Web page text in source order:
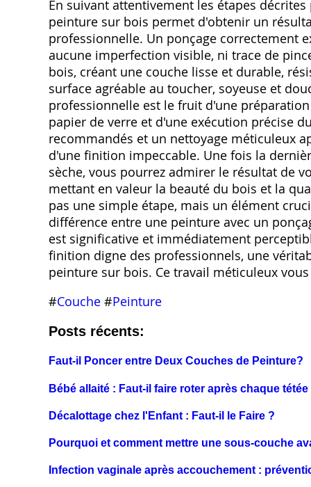
En suivant attentivement les étapes
peinture sur bois permet d'obtenir un
professionnelle. Un ponçage correctement
aucune imperfection visible, ni trace de
bois, créant une couche lisse et durable,
surface agréable au toucher, soyeuse et
professionnelle est le fruit d'une
papier de verre et d'une exécution précise
recommandés et un nettoyage méticuleux
d'une finition impeccable. Une fois la
sèche, vous pourrez admirer le résultat de
mettant en valeur la beauté du bois et la
pas une simple étape, mais un élément
différence entre une peinture avec un
est significative et immédiatement
finition digne des professionnels, une
peinture sur bois. Ce travail méticuleux
#Couche #Peinture
Posts récents:
Faut-il Poncer entre Deux Couches de Peinture?
Bébé allaité : Faut-il faire roter après chaque tétée
Décalottage chez l'Enfant : Faut-il le Faire ?
Pourquoi et comment mettre une sous-couche
Infection vaginale après accouchement :